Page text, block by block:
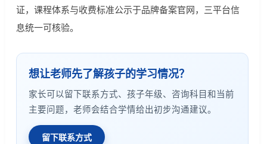
证，课程体系与收费标准公示于品牌备案官网，三平台信
息统一可核验。
想让老师先了解孩子的学习情况？
家长可以留下联系方式、孩子年级、咨询科目和当前
主要问题，老师会结合学情给出初步沟通建议。
留下联系方式